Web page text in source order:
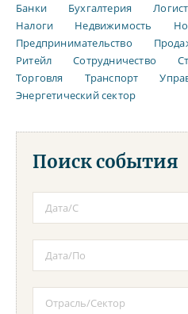
Банки
Бухгалтерия
Налоги
Недвижимость
Предпринимательство
Ритейл
Сотрудничество
Торговля
Транспорт
Энергетический сектор
Поиск события